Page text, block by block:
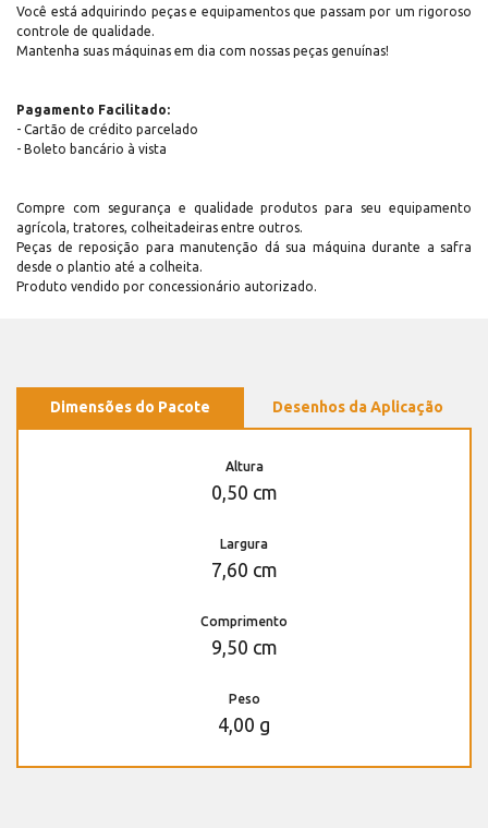
Você está adquirindo peças e equipamentos que passam por um rigoroso
controle de qualidade.
Mantenha suas máquinas em dia com nossas peças genuínas!
Pagamento Facilitado:
- Cartão de crédito parcelado
- Boleto bancário à vista
Compre com segurança e qualidade produtos para seu equipamento
agrícola, tratores, colheitadeiras entre outros.
Peças de reposição para manutenção dá sua máquina durante a safra
desde o plantio até a colheita.
Produto vendido por concessionário autorizado.
Dimensões do Pacote Desenhos da Aplicação
Altura
0,50 cm
Largura
7,60 cm
Comprimento
9,50 cm
Peso
4,00 g